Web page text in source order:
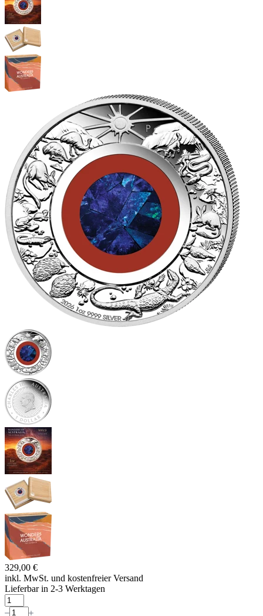
329,00 €
inkl. MwSt. und kostenfreier Versand
Lieferbar in 2-3 Werktagen